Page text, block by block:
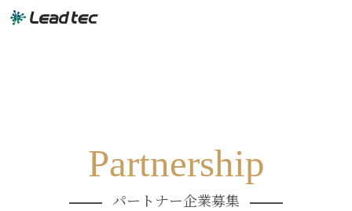
Partnership
パートナー企業募集